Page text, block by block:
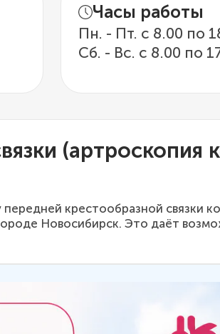
Часы работы
Пн. - Пт. с 8.00 по
Сб. - Вс. с 8.00 по
крестообразной связки
Новосибирск. Это даёт